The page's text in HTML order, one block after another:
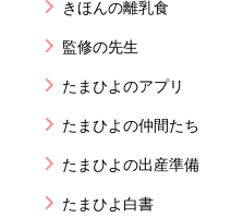
きほんの離乳食
監修の先生
たまひよのアプリ
たまひよの仲間たち
たまひよの出産準備
たまひよ白書